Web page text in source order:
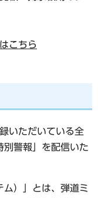
こちら
いただいている全
別警報」 を配信いた
ム）」とは、弾道ミ